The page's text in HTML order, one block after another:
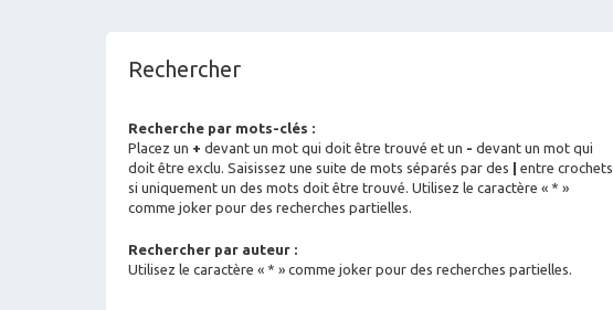
Rechercher
Recherche par mots-clés :
Placez un + devant un mot qui doit être trouvé et un - devant un mot qui
doit être exclu. Saisissez une suite de mots séparés par des | entre crochets
si uniquement un des mots doit être trouvé. Utilisez le caractère « * »
comme joker pour des recherches partielles.
Rechercher par auteur :
Utilisez le caractère « * » comme joker pour des recherches partielles.